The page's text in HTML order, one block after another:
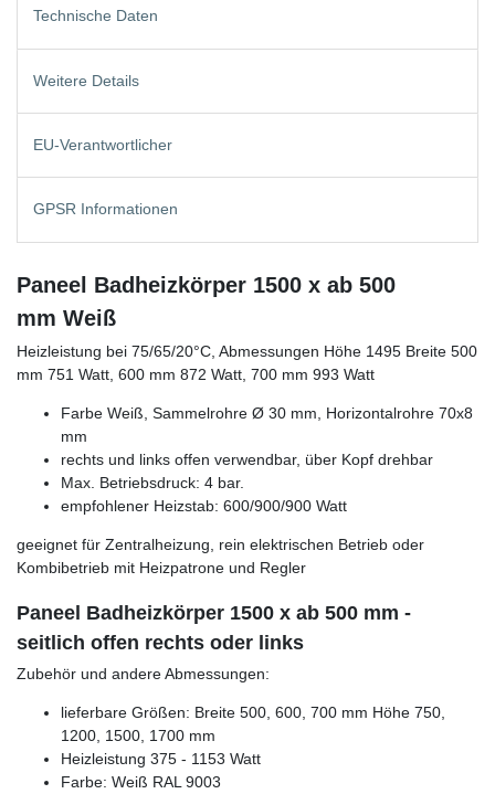
Technische Daten
Weitere Details
EU-Verantwortlicher
GPSR Informationen
Paneel Badheizkörper 1500 x ab 500
mm Weiß
Heizleistung bei 75/65/20°C, Abmessungen Höhe 1495 Breite 500
mm 751 Watt, 600 mm 872 Watt, 700 mm 993 Watt
Farbe Weiß, Sammelrohre Ø 30 mm, Horizontalrohre 70x8
mm
rechts und links offen verwendbar, über Kopf drehbar
Max. Betriebsdruck: 4 bar.
empfohlener Heizstab: 600/900/900 Watt
geeignet für Zentralheizung, rein elektrischen Betrieb oder
Kombibetrieb mit Heizpatrone und Regler
Paneel Badheizkörper 1500 x ab 500 mm -
seitlich offen rechts oder links
Zubehör und andere Abmessungen:
lieferbare Größen: Breite 500, 600, 700 mm Höhe 750,
1200, 1500, 1700 mm
Heizleistung 375 - 1153 Watt
Farbe: Weiß RAL 9003